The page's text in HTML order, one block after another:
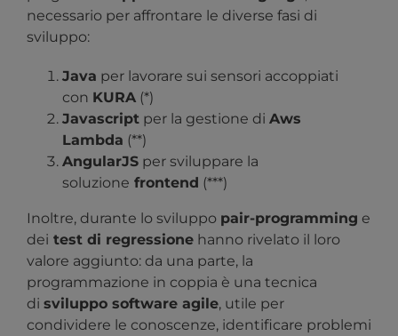
necessario per affrontare le diverse fasi di
sviluppo:
Java per lavorare sui sensori accoppiati
con KURA (*)
Javascript per la gestione di Aws
Lambda (**)
AngularJS per sviluppare la
soluzione frontend (***)
Inoltre, durante lo sviluppo pair-programming e
dei test di regressione hanno rivelato il loro
valore aggiunto: da una parte, la
programmazione in coppia è una tecnica
di sviluppo software agile, utile per
condividere le conoscenze, identificare problemi